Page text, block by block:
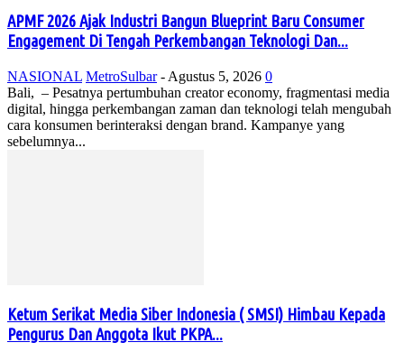
APMF 2026 Ajak Industri Bangun Blueprint Baru Consumer
Engagement Di Tengah Perkembangan Teknologi Dan...
NASIONAL MetroSulbar - Agustus 5, 2026 0
Bali, – Pesatnya pertumbuhan creator economy, fragmentasi media
digital, hingga perkembangan zaman dan teknologi telah mengubah
cara konsumen berinteraksi dengan brand. Kampanye yang
sebelumnya...
Ketum Serikat Media Siber Indonesia ( SMSI) Himbau Kepada
Pengurus Dan Anggota Ikut PKPA...